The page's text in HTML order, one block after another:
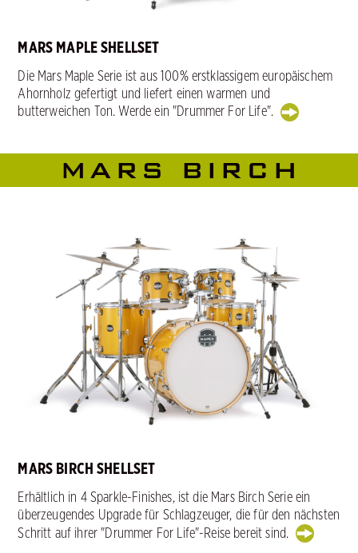
MARS MAPLE SHELLSET
Die Mars Maple Serie ist aus 100% erstklassigem europäischem
Ahornholz gefertigt und liefert einen warmen und
butterweichen Ton. Werde ein "Drummer For Life".
MARS BIRCH
MARS BIRCH SHELLSET
Erhältlich in 4 Sparkle-Finishes, ist die Mars Birch Serie ein
überzeugendes Upgrade für Schlagzeuger, die für den nächsten
Schritt auf ihrer "Drummer For Life"-Reise bereit sind.